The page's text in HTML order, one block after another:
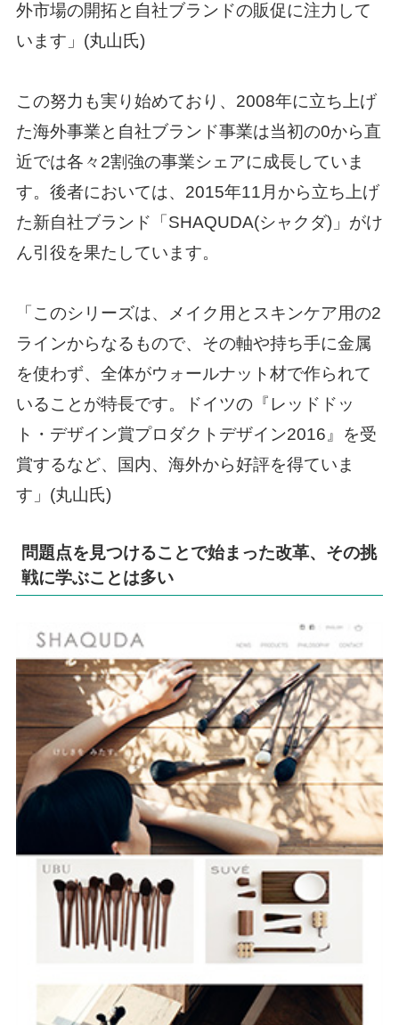
外市場の開拓と自社ブランドの販促に注力して
います」(丸山氏)
この努力も実り始めており、2008年に立ち上げ
た海外事業と自社ブランド事業は当初の0から直
近では各々2割強の事業シェアに成長していま
す。後者においては、2015年11月から立ち上げ
た新自社ブランド「SHAQUDA(シャクダ)」がけ
ん引役を果たしています。
「このシリーズは、メイク用とスキンケア用の2
ラインからなるもので、その軸や持ち手に金属
を使わず、全体がウォールナット材で作られて
いることが特長です。ドイツの『レッドドッ
ト・デザイン賞プロダクトデザイン2016』を受
賞するなど、国内、海外から好評を得ていま
す」(丸山氏)
問題点を見つけることで始まった改革、その挑
戦に学ぶことは多い